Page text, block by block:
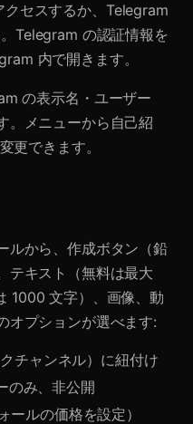
クセスするか、Telegram
Telegram の認証情報を
内で開きます。
の表示名・ユーザー
。メニューから自己紹
更できます。
ルから、作成ボタン（鉛
テキスト（無料は最大
1000 文字）、画像、動
オプションが選べます:
チャンネル）に紐付け
のみ、非公開
ルの価格を設定）